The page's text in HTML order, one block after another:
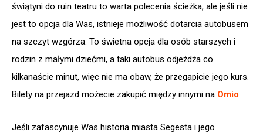
świątyni do ruin teatru to warta polecenia ścieżka, ale jeśli nie
jest to opcja dla Was, istnieje możliwość dotarcia autobusem
na szczyt wzgórza. To świetna opcja dla osób starszych i
rodzin z małymi dziećmi, a taki autobus odjeżdża co
kilkanaście minut, więc nie ma obaw, że przegapicie jego kurs.
Bilety na przejazd możecie zakupić między innymi na Omio.
Jeśli zafascynuje Was historia miasta Segesta i jego